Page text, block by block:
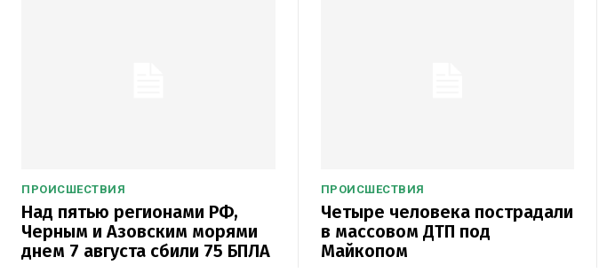
ПРОИСШЕСТВИЯ
Над пятью регионами РФ,
Черным и Азовским морями
днем 7 августа сбили 75 БПЛА
ПРОИСШЕСТВИЯ
Четыре человека пострадали
в массовом ДТП под
Майкопом